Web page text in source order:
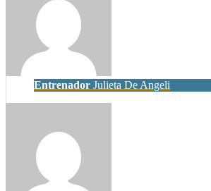
Entrenador Julieta De Angeli